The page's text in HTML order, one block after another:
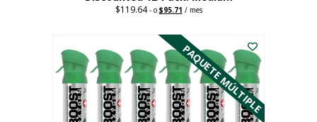
$119.64 -o Precio
$95.71 El
es:
95,71
dólares.
/ mes
tiene
múltiples
variantes.
Las
opciones
PAQUETE MÚLTIPLE